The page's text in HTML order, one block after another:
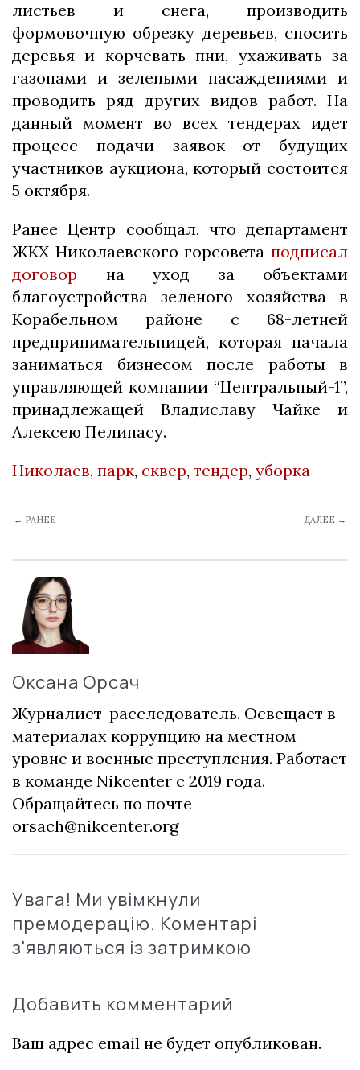
листьев и снега, производить
формовочную обрезку деревьев, сносить
деревья и корчевать пни, ухаживать за
газонами и зелеными насаждениями и
проводить ряд других видов работ. На
данный момент во всех тендерах идет
процесс подачи заявок от будущих
участников аукциона, который состоится
5 октября.
Ранее Центр сообщал, что департамент
ЖКХ Николаевского горсовета подписал
договор на уход за объектами
благоустройства зеленого хозяйства в
Корабельном районе с 68-летней
предпринимательницей, которая начала
заниматься бизнесом после работы в
управляющей компании “Центральный-1”,
принадлежащей Владиславу Чайке и
Алексею Пелипасу.
Николаев, парк, сквер, тендер, уборка
← РАНЕЕ ДАЛЕЕ →
Оксана Орсач
Журналист-расследователь. Освещает в
материалах коррупцию на местном
уровне и военные преступления. Работает
в команде Nikcenter с 2019 года.
Обращайтесь по почте
orsach@nikcenter.org
Увага! Ми увімкнули
премодерацію. Коментарі
з'являються із затримкою
Добавить комментарий
Ваш адрес email не будет опубликован.